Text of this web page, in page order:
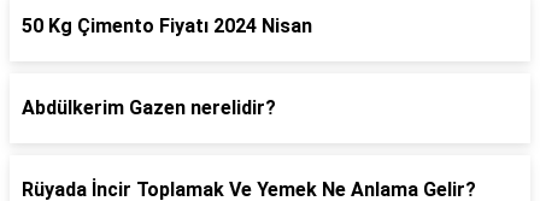
50 Kg Çimento Fiyatı 2024 Nisan
Abdülkerim Gazen nerelidir?
Rüyada İncir Toplamak Ve Yemek Ne Anlama Gelir?